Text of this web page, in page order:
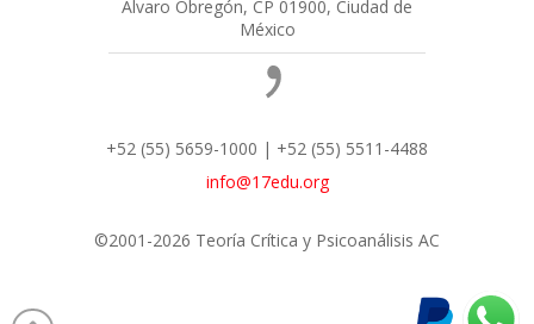
Alvaro Obregón, CP 01900, Ciudad de
México
+52 (55) 5659-1000 | +52 (55) 5511-4488
info@17edu.org
©2001-2026 Teoría Crítica y Psicoanálisis AC